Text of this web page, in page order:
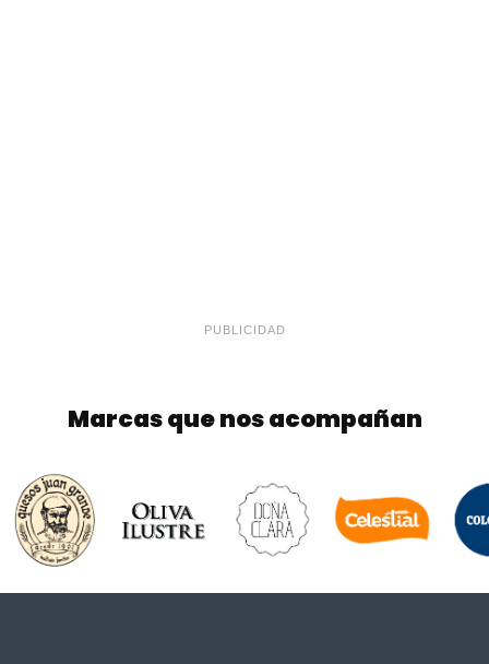
PUBLICIDAD
Marcas que nos acompañan